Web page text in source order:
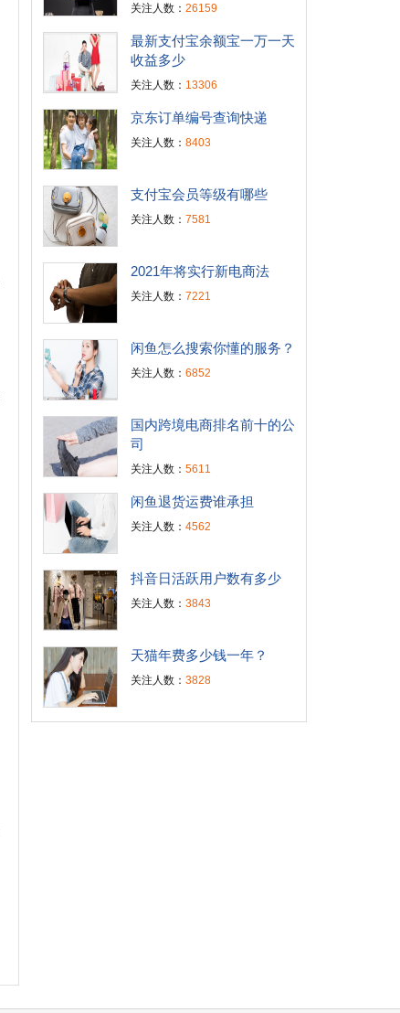
关注人数： 26159
最新支付宝余额宝一万一天
收益多少
关注人数： 13306
京东订单编号查询快递
关注人数： 8403
支付宝会员等级有哪些
关注人数： 7581
2021年将实行新电商法
关注人数： 7221
闲鱼怎么搜索你懂的服务？
关注人数： 6852
国内跨境电商排名前十的公
司
关注人数： 5611
闲鱼退货运费谁承担
关注人数： 4562
抖音日活跃用户数有多少
关注人数： 3843
天猫年费多少钱一年？
关注人数： 3828